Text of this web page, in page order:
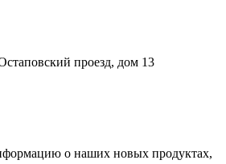
проезд, дом 13
о наших новых продуктах,